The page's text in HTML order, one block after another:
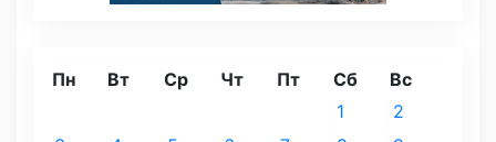
Пн Вт Ср Чт Пт Сб Вс
1
2